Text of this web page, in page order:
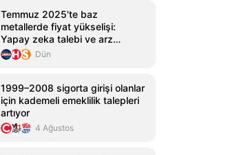
Temmuz 2025'te baz
metallerde fiyat yükselişi:
Yapay zeka talebi ve arz
endişeleriDün
1999–2008 sigorta girişi olanlar
için kademeli emeklilik talepleri
artıyor
4 Ağustos